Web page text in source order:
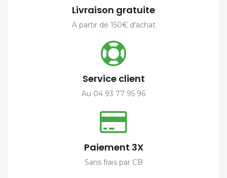
Livraison gratuite
A partir de 150€ d'achat
Service client
Au 04 93 77 95 96
Paiement 3X
Sans frais par CB